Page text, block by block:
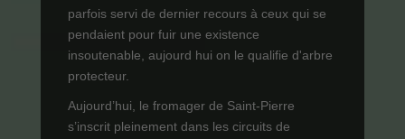
parfois servi de dernier recours à ceux qui se
pendaient pour fuir une existence
insoutenable, aujourd hui on le qualifie d'arbre
protecteur.
Aujourd’hui, le fromager de Saint-Pierre
s’inscrit pleinement dans les circuits de